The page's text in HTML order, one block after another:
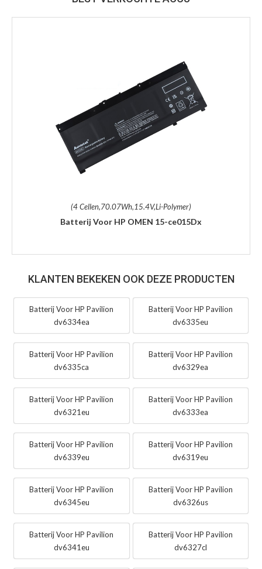
(4 Cellen,70.07Wh,15.4V,Li-Polymer)
Batterij Voor HP OMEN 15-ce015Dx
KLANTEN BEKEKEN OOK DEZE PRODUCTEN
Batterij Voor HP Pavilion
dv6334ea
Batterij Voor HP Pavilion
dv6335eu
Batterij Voor HP Pavilion
dv6335ca
Batterij Voor HP Pavilion
dv6329ea
Batterij Voor HP Pavilion
dv6321eu
Batterij Voor HP Pavilion
dv6333ea
Batterij Voor HP Pavilion
dv6339eu
Batterij Voor HP Pavilion
dv6319eu
Batterij Voor HP Pavilion
dv6345eu
Batterij Voor HP Pavilion
dv6326us
Batterij Voor HP Pavilion
dv6341eu
Batterij Voor HP Pavilion
dv6327cl